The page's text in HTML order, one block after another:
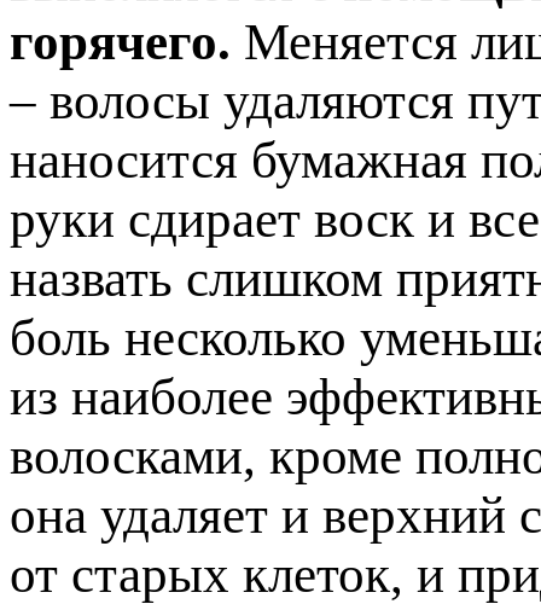
горячего. Меняется
– волосы удаляются
наносится бумажная
руки сдирает воск и
назвать слишком
боль несколько
из наиболее
волосками, кроме
она удаляет и верхний
от старых клеток, и